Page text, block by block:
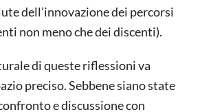
dell’innovazione dei percorsi
non meno che dei discenti).
di queste riflessioni va
preciso. Sebbene siano state
e discussione con